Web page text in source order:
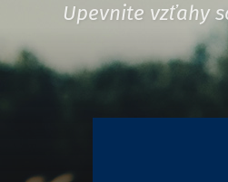
Upevnite vzťahy